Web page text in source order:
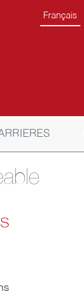
Français